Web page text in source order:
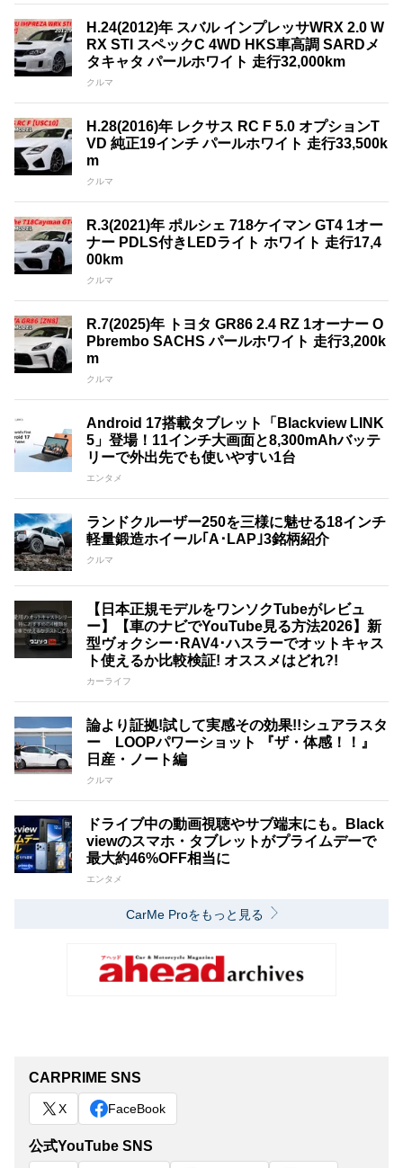
H.24(2012)年 スバル インプレッサWRX 2.0 W
RX STI スペックC 4WD HKS車高調 SARDメ
タキャタ パールホワイト 走行32,000km
クルマ
H.28(2016)年 レクサス RC F 5.0 オプションT
VD 純正19インチ パールホワイト 走行33,500k
m
クルマ
R.3(2021)年 ポルシェ 718ケイマン GT4 1オー
ナー PDLS付きLEDライト ホワイト 走行17,4
00km
クルマ
R.7(2025)年 トヨタ GR86 2.4 RZ 1オーナー O
Pbrembo SACHS パールホワイト 走行3,200k
m
クルマ
Android 17搭載タブレット「Blackview LINK
5」登場！11インチ大画面と8,300mAhバッテ
リーで外出先でも使いやすい1台
エンタメ
ランドクルーザー250を三様に魅せる18インチ
軽量鍛造ホイール｢A･LAP｣3銘柄紹介
クルマ
【日本正規モデルをワンソクTubeがレビュ
ー】【車のナビでYouTube見る方法2026】新
型ヴォクシー･RAV4･ハスラーでオットキャス
ト使えるか比較検証! オススメはどれ?!
カーライフ
論より証拠!試して実感その効果!!シュアラスタ
ー LOOPパワーショット 『ザ・体感！！』
日産・ノート編
クルマ
ドライブ中の動画視聴やサブ端末にも。Black
viewのスマホ・タブレットがプライムデーで
最大約46%OFF相当に
エンタメ
CarMe Proをもっと見る
CARPRIME SNS
X FaceBook
公式YouTube SNS